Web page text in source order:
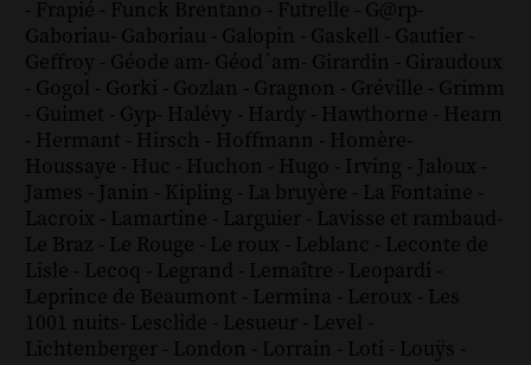
- Frapié - Funck Brentano - Futrelle - G@rp-
Gaboriau- Gaboriau - Galopin - Gaskell - Gautier -
Geffroy - Géode am- Géod´am- Girardin - Giraudoux
- Gogol - Gorki - Gozlan - Gragnon - Gréville - Grimm
- Guimet - Gyp- Halévy - Hardy - Hawthorne - Hearn
- Hermant - Hirsch - Hoffmann - Homère-
Houssaye - Huc - Huchon - Hugo - Irving - Jaloux -
James - Janin - Kipling - La bruyère - La Fontaine -
Lacroix - Lamartine - Larguier - Lavisse et rambaud-
Le Braz - Le Rouge - Le roux - Leblanc - Leconte de
Lisle - Lecoq - Legrand - Lemaître - Leopardi -
Leprince de Beaumont - Lermina - Leroux - Les
1001 nuits- Lesclide - Lesueur - Level -
Lichtenberger - London - Lorrain - Loti - Louÿs -